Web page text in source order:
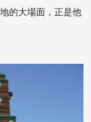
的大場面，正是他